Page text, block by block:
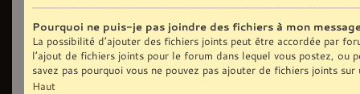
Pourquoi ne puis-je pas joindre des fichiers à mon
La possibilité d’ajouter des fichiers joints peut être accordée par
l’ajout de fichiers joints pour le forum dans lequel vous postez, ou
savez pas pourquoi vous ne pouvez pas ajouter de fichiers joints
Haut